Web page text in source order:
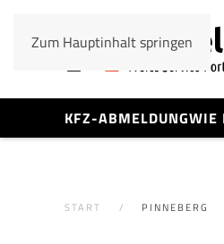
Zum Hauptinhalt springen
KFZ-ABMELDUNGWIE
START PINNEBERG